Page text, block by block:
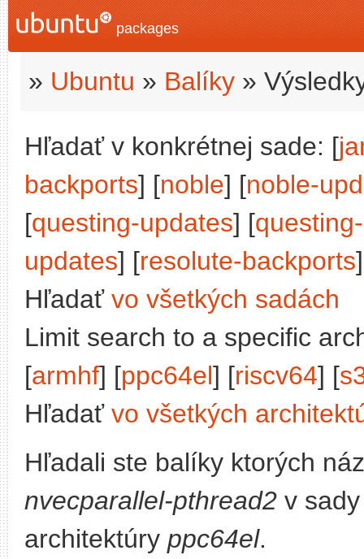
packages
» Ubuntu » Balíky »
Hľadať v konkrétnej sade: [
backports] [noble] [noble-
[questing-updates] [
updates] [resolute-backports
Hľadať vo všetkých sadách
Limit search to a specific
[armhf] [ppc64el] [riscv64] [
Hľadať vo všetkých
Hľadali ste balíky ktorých
nvecparallel-pthread2 v
architektúry ppc64el.